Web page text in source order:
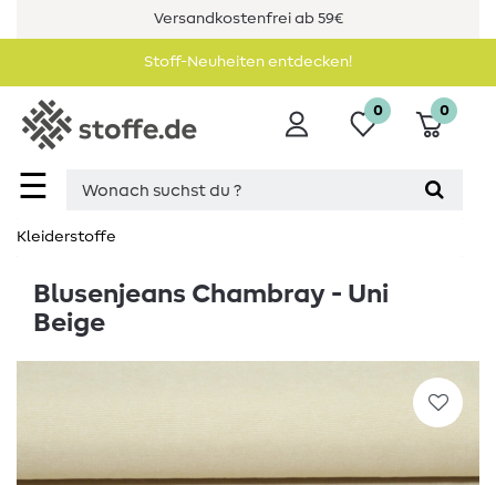
Versandkostenfrei ab 59€
Stoff-Neuheiten entdecken!
☰
0 0
Kleiderstoffe
Blusenjeans Chambray - Uni
Beige